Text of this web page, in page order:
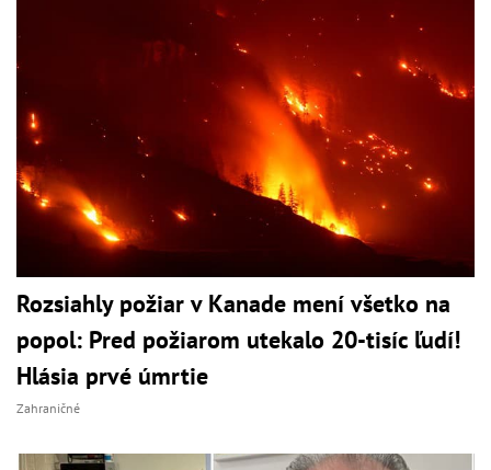
Rozsiahly požiar v Kanade mení všetko na
popol: Pred požiarom utekalo 20-tisíc ľudí!
Hlásia prvé úmrtie
Zahraničné